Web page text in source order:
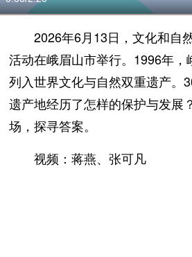
2026年6月13日，文化和自
活动在峨眉山市举行。1996年
列入世界文化与自然双重遗产。
遗产地经历了怎样的保护与发展
场，探寻答案。
视频：蒋燕、张可凡